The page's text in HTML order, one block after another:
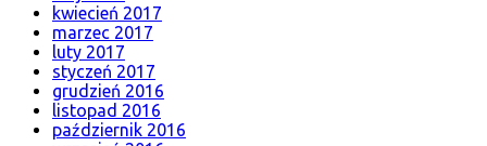
kwiecień 2017
marzec 2017
luty 2017
styczeń 2017
grudzień 2016
listopad 2016
październik 2016